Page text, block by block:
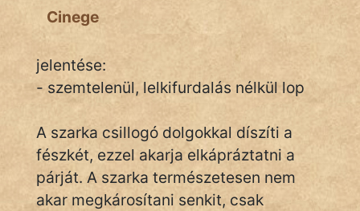
Szóláscsoportok
Szólások
Tréfás
IRODALOM
Cinege
jelentése:
- szemtelenül, lelkifurdalás nélkül lop
A szarka csillogó dolgokkal díszíti a
fészkét, ezzel akarja elkápráztatni a
párját. A szarka természetesen nem
akar megkárosítani senkit, csak